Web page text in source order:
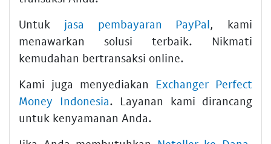
Untuk jasa pembayaran PayPal, kami
menawarkan solusi terbaik. Nikmati
kemudahan bertransaksi online.
Kami juga menyediakan Exchanger Perfect
Money Indonesia. Layanan kami dirancang
untuk kenyamanan Anda.